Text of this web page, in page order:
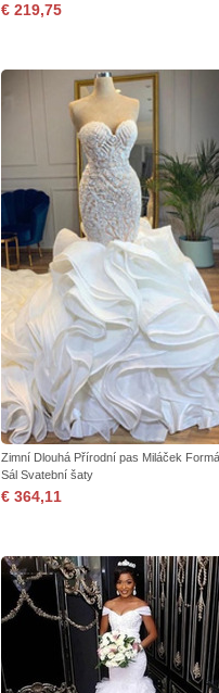
€ 219,75
Zimní Dlouhá Přírodní pas Miláček
Sál Svatební šaty
€ 364,11